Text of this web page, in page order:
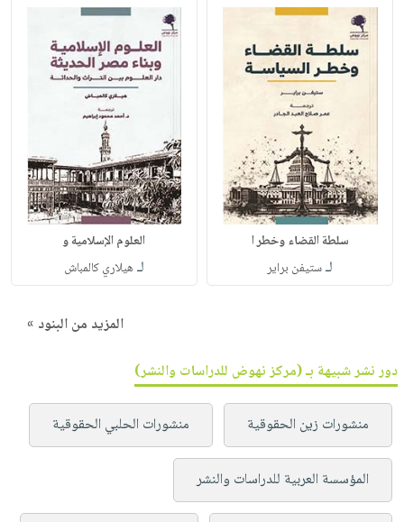
سلطة القضاء وخطر ا
لـستيفن براير
العلوم الإسلامية و
لـ هيلاري كالمباش
المزيد من البنود »
دور نشر شبيهة بـ (مركز نهوض للدراسات والنشر)
منشورات زين الحقوقية منشورات الحلبي الحقوقية
المؤسسة العربية للدراسات والنشر